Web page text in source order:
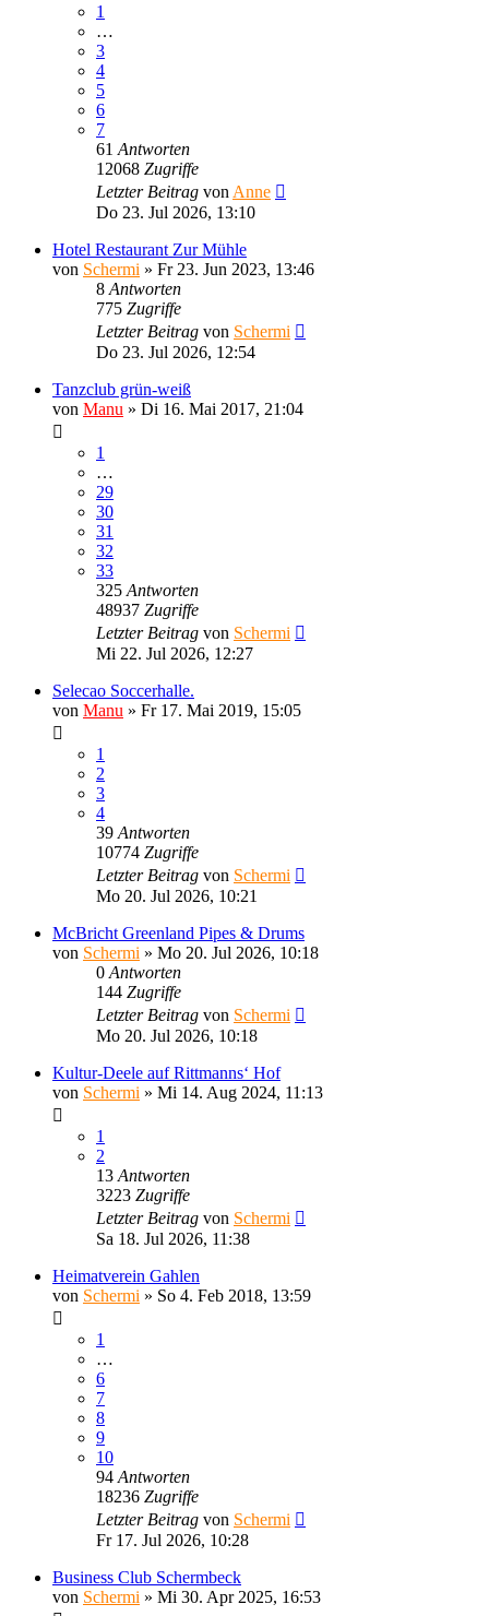
1
…
3
4
5
6
7
61 Antworten
12068 Zugriffe
Letzter Beitrag von Anne
Do 23. Jul 2026, 13:10
Hotel Restaurant Zur Mühle
von Schermi » Fr 23. Jun 2023, 13:46
8 Antworten
775 Zugriffe
Letzter Beitrag von Schermi
Do 23. Jul 2026, 12:54
Tanzclub grün-weiß
von Manu » Di 16. Mai 2017, 21:04
1
…
29
30
31
32
33
325 Antworten
48937 Zugriffe
Letzter Beitrag von Schermi
Mi 22. Jul 2026, 12:27
Selecao Soccerhalle.
von Manu » Fr 17. Mai 2019, 15:05
1
2
3
4
39 Antworten
10774 Zugriffe
Letzter Beitrag von Schermi
Mo 20. Jul 2026, 10:21
McBricht Greenland Pipes & Drums
von Schermi » Mo 20. Jul 2026, 10:18
0 Antworten
144 Zugriffe
Letzter Beitrag von Schermi
Mo 20. Jul 2026, 10:18
Kultur-Deele auf Rittmanns‘ Hof
von Schermi » Mi 14. Aug 2024, 11:13
1
2
13 Antworten
3223 Zugriffe
Letzter Beitrag von Schermi
Sa 18. Jul 2026, 11:38
Heimatverein Gahlen
von Schermi » So 4. Feb 2018, 13:59
1
…
6
7
8
9
10
94 Antworten
18236 Zugriffe
Letzter Beitrag von Schermi
Fr 17. Jul 2026, 10:28
Business Club Schermbeck
von Schermi » Mi 30. Apr 2025, 16:53